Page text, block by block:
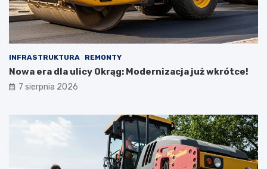
INFRASTRUKTURA REMONTY
Nowa era dla ulicy Okrąg: Modernizacja już wkrótce!
7 sierpnia 2026